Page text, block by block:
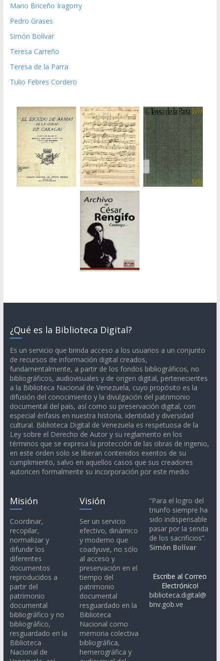
Mario Briceño Iragorry
Pedro Grases
Simón Bolívar
Teresa Carreño
Teresa de la Parra
Tulio Febres Cordero
¿Qué es la Biblioteca Digital?
Es un servicio que brinda acceso a los usuarios a un conjunto
de recursos de información digital creados,
fundamentalmente, a partir de los fondos bibliográficos, no
bibliográficos, audiovisuales y de origen digital, pertenecientes
a la Biblioteca Nacional de Venezuela, cuyo propósito es la
difusión del conocimiento y la divulgación del patrimonio
documental del país, así como su preservación digital, con
especial énfasis en nuestra historia, identidad y diversidad
cultural. Biblioteca Digital de Venezuela es respetuosa de la
Ley sobre el Derecho de Autor y su reglamento en los
términos que se expresa la protección de las obras de ingenio,
en este orden solo se liberan contenidos exentos de su
cumplimiento, salvo en aquellos casos que sus creadores
autoricen formalmente su incorporación por este medio
Misión
Coordinar,
recopilar,
normalizar y
difundir los
diferentes
documentos
reproducidos a
partir del
patrimonio
documental
bibliográfico y no
bibliográfico,
resguardado en la
Biblioteca
Nacional de
Visión
Ser un servicio
efectivo, dinámico
y moderno que
coadyuve, no sólo
al acceso y
preservación en el
tiempo del
patrimonio
documental
resguardado en la
Biblioteca
Nacional como
memoria colectiva
bibliográfica,
hemerográfica y
“Para el logro del
triunfo siempre ha
sido indispensable
pasar por la senda
de los sacrificios”.
Simón Bolívar
Escribe al Correo
Electrónico!
biblioteca.digital@
bnv.gob.ve